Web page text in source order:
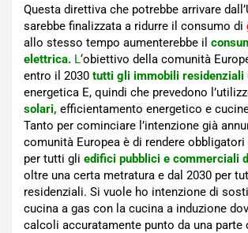
Questa direttiva che potrebbe arrivare
sarebbe finalizzata a ridurre il consumo di
allo stesso tempo aumenterebbe il
elettrica. L‘obiettivo della comunità
entro il 2030 tutti gli immobili residenziali
energetica E, quindi che prevedono
solari, efficientamento energetico e
Tanto per cominciare l’intenzione già
comunità Europea è di rendere
per tutti gli edifici pubblici e commerciali
oltre una certa metratura e dal 2030 per
residenziali. Si vuole ho intenzione di
cucina a gas con la cucina a induzione
calcoli accuratamente punto da una parte